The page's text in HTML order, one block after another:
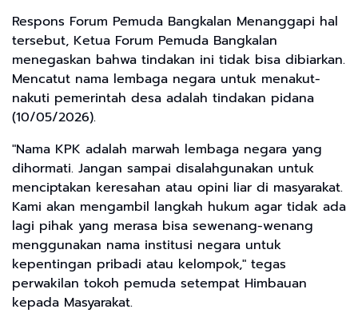
​Respons Forum Pemuda Bangkalan Menanggapi hal
tersebut, Ketua Forum Pemuda Bangkalan
menegaskan bahwa tindakan ini tidak bisa dibiarkan.
Mencatut nama lembaga negara untuk menakut-
nakuti pemerintah desa adalah tindakan pidana
(10/05/2026).
​"Nama KPK adalah marwah lembaga negara yang
dihormati. Jangan sampai disalahgunakan untuk
menciptakan keresahan atau opini liar di masyarakat.
Kami akan mengambil langkah hukum agar tidak ada
lagi pihak yang merasa bisa sewenang-wenang
menggunakan nama institusi negara untuk
kepentingan pribadi atau kelompok," tegas
perwakilan tokoh pemuda setempat ​Himbauan
kepada Masyarakat.